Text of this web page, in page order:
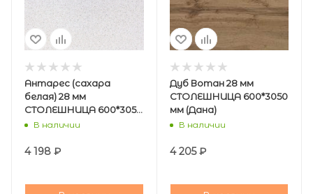
Антарес (сахара
белая) 28 мм
СТОЛЕШНИЦА 600*3050
мм (Кедр)
В наличии
4 198 ₽
Дуб Вотан 28 мм
СТОЛЕШНИЦА 600*3050
мм (Дана)
В наличии
4 205₽